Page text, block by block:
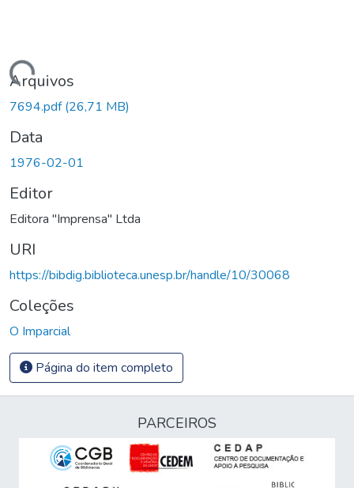
Carregando...
Arquivos
7694.pdf(26,71 MB)
Data
1976-02-01
Editor
Editora "Imprensa" Ltda
URI
https://bibdig.biblioteca.unesp.br/handle/10/30068
Coleções
O Imparcial
Página do item completo
PARCEIROS